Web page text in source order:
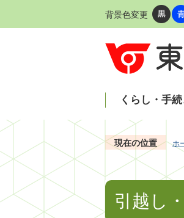
背景色変更
くらし・手続
現在の位置 ホ
引越し